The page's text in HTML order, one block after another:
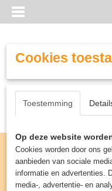
Cookies
Toestemming
Op deze website
Cookies worden door ons
aanbieden van sociale
informatie en advertenties.
media-, advertentie- en